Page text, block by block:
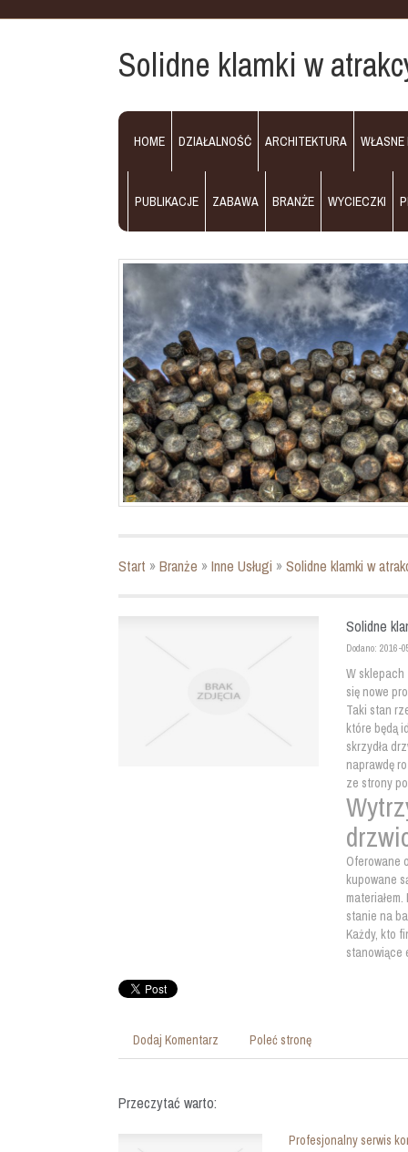
Solidne klamki w
HOME DZIAŁALNOŚĆ ARCHITEKTURA WŁASNE
PUBLIKACJE ZABAWA BRANŻE WYCIECZKI
Start »Branże »Inne Usługi »Solidne klamki w
Solidne
Dodano: 2016-
W sklepach
się nowe
Taki stan
które będą
skrzydła
naprawdę
ze strony
Oferowane
kupowane
stanie na
Każdy, kto
stanowiące
Dodaj Komentarz Poleć stronę
Przeczytać warto:
Profesjonalny serwis